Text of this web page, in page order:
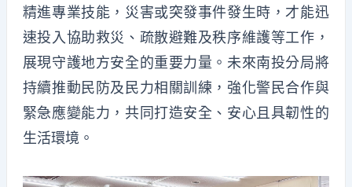
精進專業技能，災害或突發事件發生時，才能迅
速投入協助救災、疏散避難及秩序維護等工作，
展現守護地方安全的重要力量。 未來南投分局將
持續推動民防及民力相關訓練， 強化警民合作與
緊急應變能力，共同打造安全、 安心且具韌性的
生活環境。